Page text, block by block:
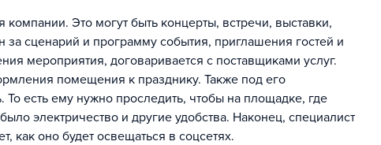
Это могут быть концерты, встречи, выставки,
сценарий и программу события, приглашения гостей и
мероприятия, договаривается с поставщиками услуг.
помещения к празднику. Также под его
То есть ему нужно проследить, чтобы на площадке, где
электричество и другие удобства. Наконец, специалист
как оно будет освещаться в соцсетях.